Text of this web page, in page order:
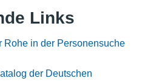
Links
Rohe in der Personensuche
der Deutschen